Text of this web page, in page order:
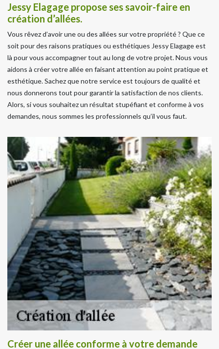
Jessy Elagage propose ses savoir-faire en
création d’allées.
Vous rêvez d’avoir une ou des allées sur votre propriété ? Que ce
soit pour des raisons pratiques ou esthétiques Jessy Elagage est
là pour vous accompagner tout au long de votre projet. Nous vous
aidons à créer votre allée en faisant attention au point pratique et
esthétique. Sachez que notre service est toujours de qualité et
nous donnerons tout pour garantir la satisfaction de nos clients.
Alors, si vous souhaitez un résultat stupéfiant et conforme à vos
demandes, nous sommes les professionnels qu’il vous faut.
Créer une allée conforme à votre demande